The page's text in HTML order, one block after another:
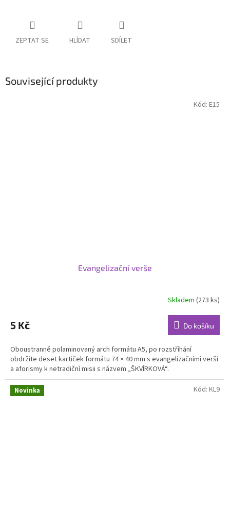
ZEPTAT SE HLÍDAT SDÍLET
Související produkty
Evangelizační verše
Skladem (273 ks)
5 Kč Do košíku
Oboustranně polaminovaný arch formátu A5, po rozstříhání
obdržíte deset kartiček formátu 74 × 40 mm s evangelizačními verši
a aforismy k netradiční misii s názvem „ŠKVÍRKOVÁ“.
Kód: E15
Novinka Kód: KL9